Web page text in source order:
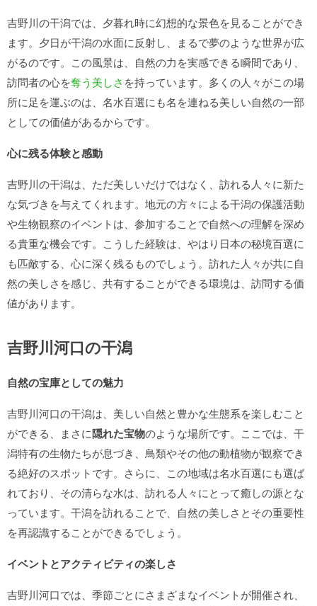
吉野川の干潟では、夕暮れ時に幻想的な景色を見ることができ
ます。夕日が干潟の水面に反射し、まるで夢のような世界が広
がるのです。この風景は、自然の力を実感できる瞬間であり、
訪問者の心を奪う美しさ を持っています。多くの人々がこの場
所に足を運ぶのは、名水百選にも名を連ねる美しい自然の一部
としての価値があるからです。
心に残る体験と感動
吉野川の干潟は、ただ美しいだけではなく、訪れる人々に新た
な気づきを与えてくれます。地元の方々による干潟の保護活動
や生物観察のイベントは、参加することで自然への理解を深め
る貴重な機会です。こうした経験は、やはり日本の秘境百選に
も匹敵する、心に深く残るものでしょう。訪れた人々が共に自
然の美しさを感じ、共有することができる環境は、訪問する価
値があります。
吉野川河口の干潟
自然の宝庫としての魅力
吉野川河口の干潟は、美しい自然と豊かな生態系を楽しむこと
ができる、まさに隠れた宝物のような場所です。ここでは、干
潟特有の生物たちが息づき、鳥類やその他の動植物が観察でき
る絶好のスポットです。さらに、この地域は名水百選にも選ば
れており、その清らな水は、訪れる人々にとって癒しの源とな
っています。干潟を訪れることで、自然の美しさとその重要性
を再認識することができるでしょう。
イベントとアクティビティの楽しさ
吉野川河口では、季節ごとにさまざまなイベントが開催され、